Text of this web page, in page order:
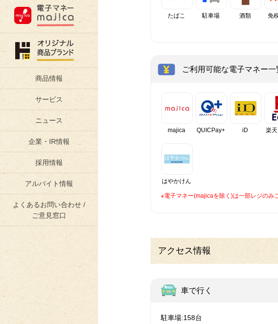
商品情報
サービス
ニュース
企業・IR情報
採用情報
アルバイト情報
よくあるお問い合わせ /
ご意見窓口
たばこ 駐車場 酒類 免
ご利用可能な電子マネー一
majica QUICPay+ iD 楽
はやかけん
※電子マネー(majicaを除く)は一部レジのみ
アクセス情報
車で行く
駐車場:158台